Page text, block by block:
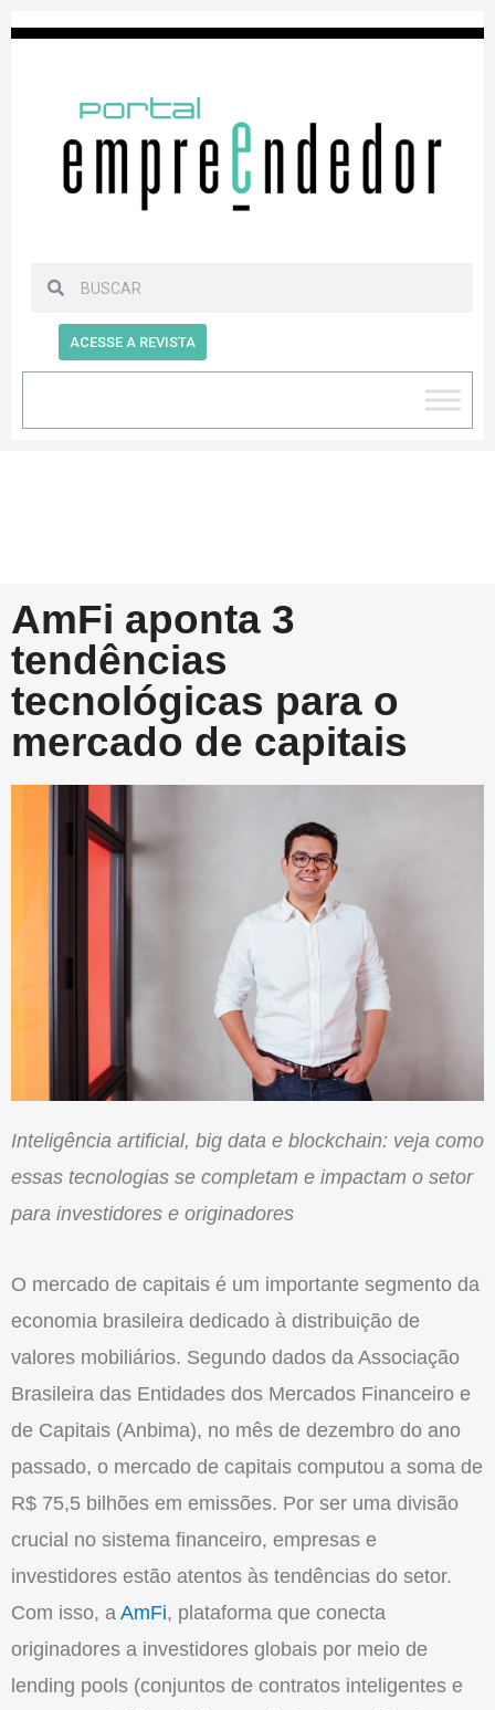
ACESSE A REVISTA
AmFi aponta 3
tendências
tecnológicas para o
mercado de capitais
Inteligência artificial, big data e blockchain: veja como
essas tecnologias se completam e impactam o setor
para investidores e originadores
O mercado de capitais é um importante segmento da
economia brasileira dedicado à distribuição de
valores mobiliários. Segundo dados da Associação
Brasileira das Entidades dos Mercados Financeiro e
de Capitais (Anbima), no mês de dezembro do ano
passado, o mercado de capitais computou a soma de
R$ 75,5 bilhões em emissões. Por ser uma divisão
crucial no sistema financeiro, empresas e
investidores estão atentos às tendências do setor.
Com isso, a AmFi, plataforma que conecta
originadores a investidores globais por meio de
lending pools (conjuntos de contratos inteligentes e